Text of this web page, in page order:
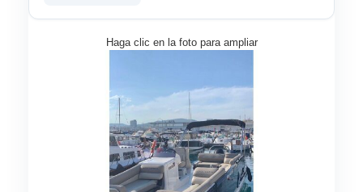
Haga clic en la foto para ampliar